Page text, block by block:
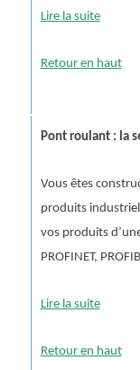
Lire la suite
Retour en haut
Pont roulant : la
Vous êtes
produits
vos produits
PROFINET,
Lire la suite
Retour en haut